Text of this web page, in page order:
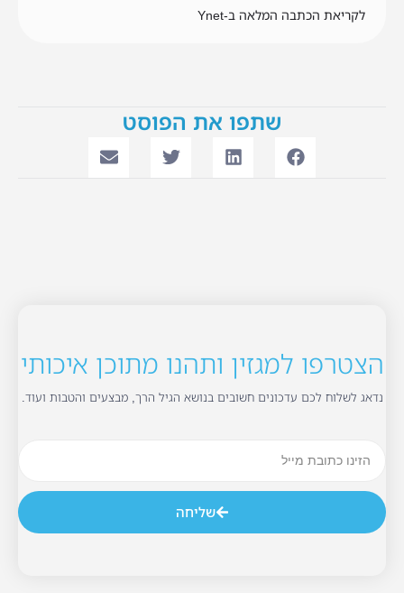
לקריאת הכתבה המלאה ב-Ynet
שתפו את הפוסט
הצטרפו למגזין ותהנו מתוכן איכותי
נדאג לשלוח לכם עדכונים חשובים בנושא הגיל הרך, מבצעים והטבות ועוד.
שליחה